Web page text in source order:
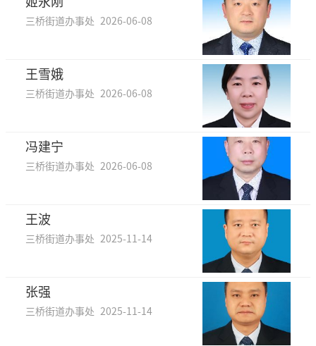
三桥街道办事处 2026-06-08
王雪娥
三桥街道办事处 2026-06-08
冯建宁
三桥街道办事处 2026-06-08
王波
三桥街道办事处 2025-11-14
张强
三桥街道办事处 2025-11-14